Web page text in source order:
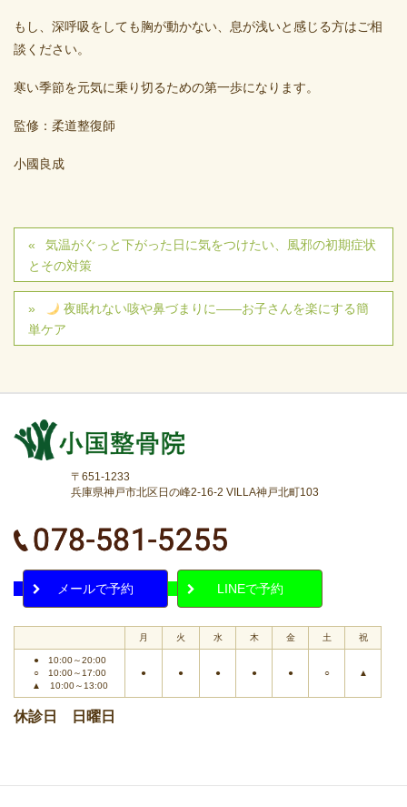
もし、深呼吸をしても胸が動かない、息が浅いと感じる方はご相
談ください。
寒い季節を元気に乗り切るための第一歩になります。
監修：柔道整復師
小國良成
気温がぐっと下がった日に気をつけたい、風邪の初期症状
とその対策
夜眠れない咳や鼻づまりに――お子さんを楽にする簡
単ケア
〒651-1233
兵庫県神戸市北区日の峰2-16-2 VILLA神戸北町103
メールで予約 LINEで予約
月 火 水 木 金 土 祝
● 10:00～20:00
○ 10:00～17:00
▲ 10:00～13:00
● ● ● ● ● ○ ▲
休診日 日曜日